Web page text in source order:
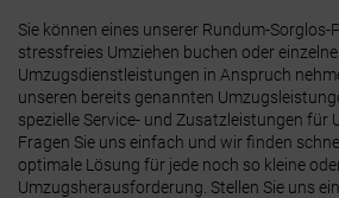
Sie können eines unserer Rundum-Sorglos-
stressfreies Umziehen buchen oder einzelne
Umzugsdienstleistungen in Anspruch
unseren bereits genannten
spezielle Service- und Zusatzleistungen für
Fragen Sie uns einfach und wir finden
optimale Lösung für jede noch so kleine
Umzugsherausforderung. Stellen Sie uns